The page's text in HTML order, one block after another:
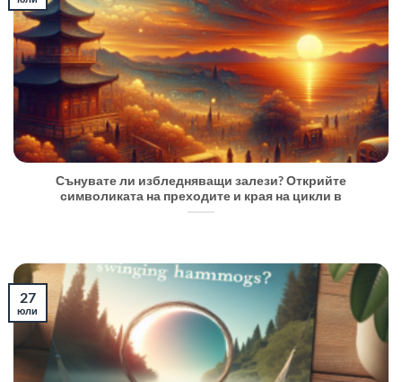
Сънувате ли избледняващи залези? Открийте
символиката на преходите и края на цикли в
27
юли